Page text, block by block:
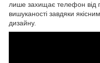
лише захищає телефон від
вишуканості завдяки
дизайну.